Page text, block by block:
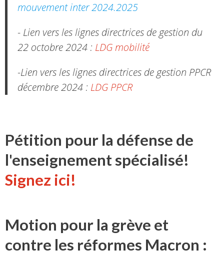
mouvement inter 2024.2025
- Lien vers les lignes directrices de gestion du
22 octobre 2024 : LDG mobilité
-Lien vers les lignes directrices de gestion PPCR
décembre 2024 : LDG PPCR
Pétition pour la défense de
l'enseignement spécialisé!
Signez ici!
Motion pour la grève et
contre les réformes Macron :